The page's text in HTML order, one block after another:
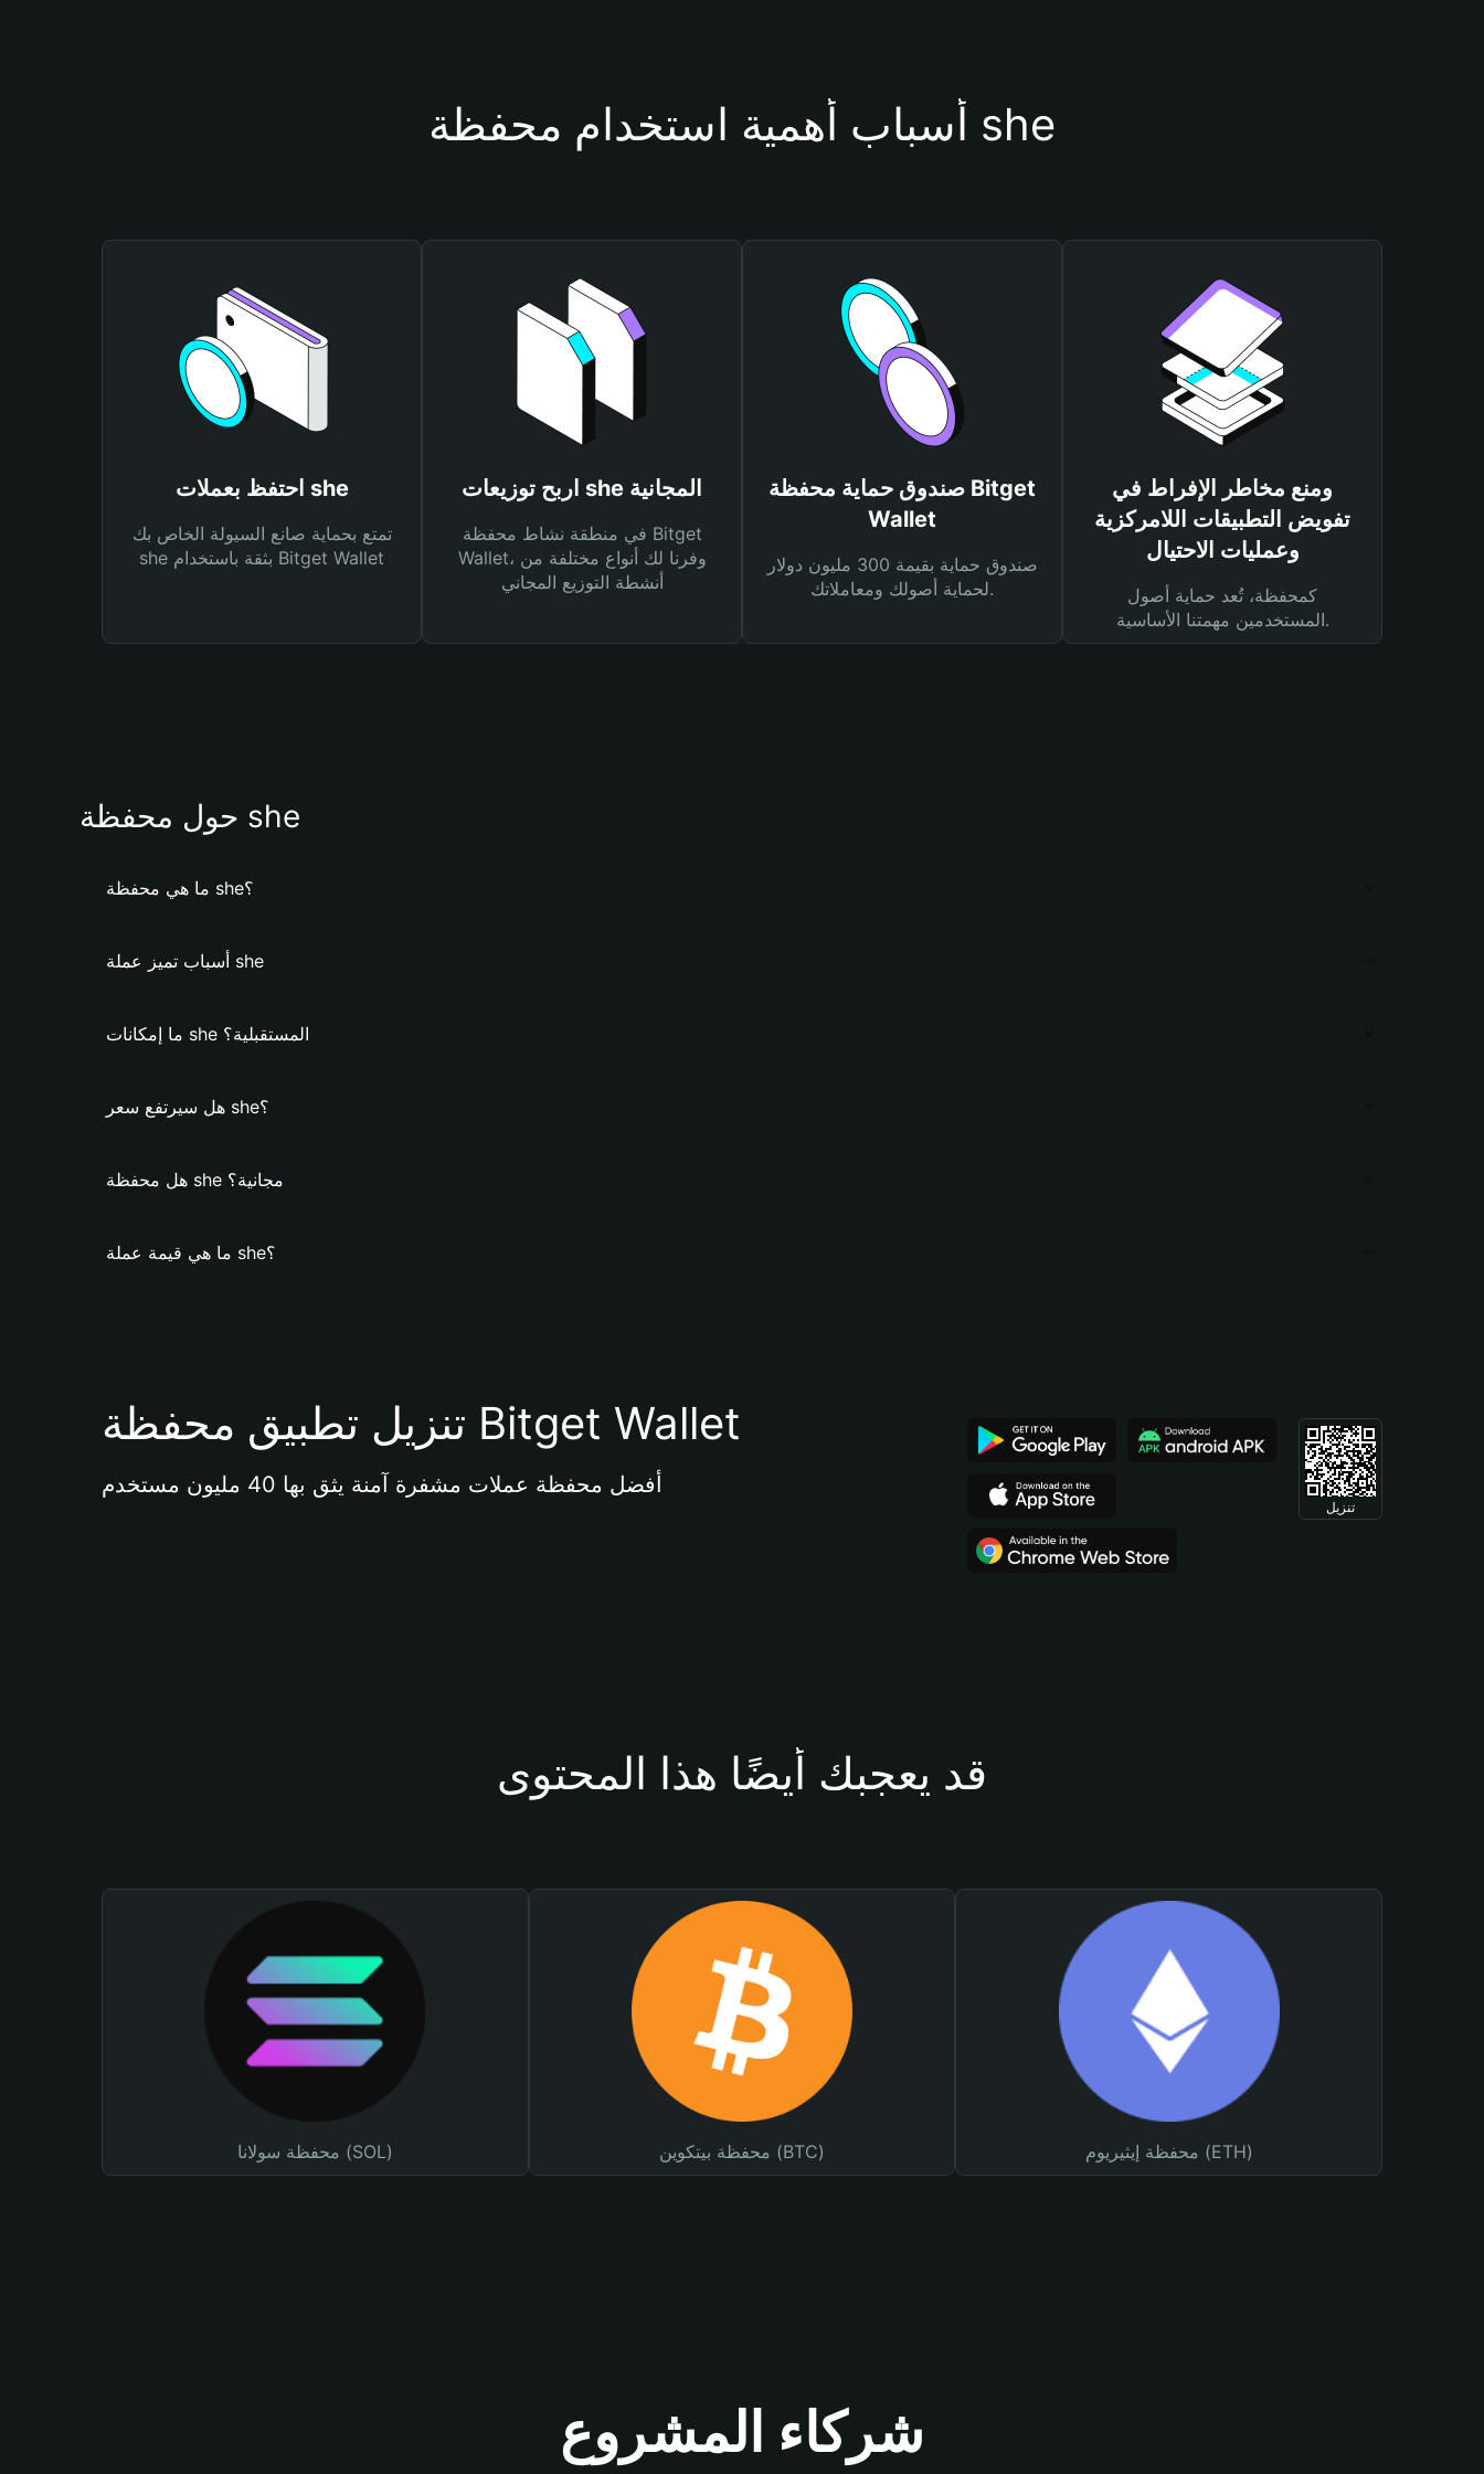
أسباب أهمية استخدام محفظة she
احتفظ بعملات she
تمتع بحماية صانع السيولة الخاص بك
she بثقة باستخدام Bitget Wallet
اربح توزيعات she المجانية
في منطقة نشاط محفظة Bitget
Wallet، وفرنا لك أنواع مختلفة من
أنشطة التوزيع المجاني
صندوق حماية محفظة Bitget
Wallet
صندوق حماية بقيمة 300 مليون دولار
لحماية أصولك ومعاملاتك.
ومنع مخاطر الإفراط في
تفويض التطبيقات اللامركزية
وعمليات الاحتيال
كمحفظة، تُعد حماية أصول
المستخدمين مهمتنا الأساسية.
حول محفظة she
ما هي محفظة she؟
أسباب تميز عملة she
ما إمكانات she المستقبلية؟
هل سيرتفع سعر she؟
هل محفظة she مجانية؟
ما هي قيمة عملة she؟
تنزيل تطبيق محفظة Bitget Wallet
أفضل محفظة عملات مشفرة آمنة يثق بها 40 مليون مستخدم
تنزيل
قد يعجبك أيضًا هذا المحتوى
محفظة سولانا (SOL) محفظة بيتكوين (BTC) محفظة إيثيريوم (ETH)
شركاء المشروع